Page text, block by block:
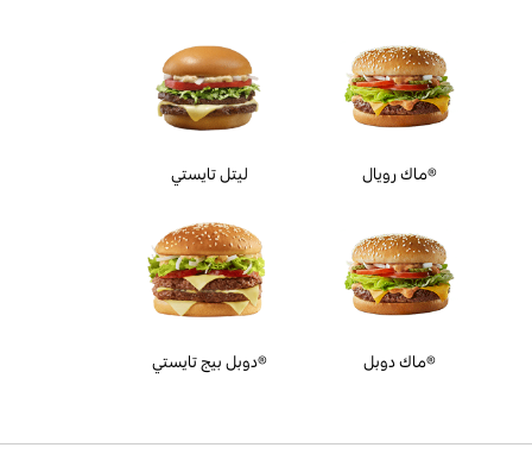
ماك رويال® ليتل تايستي
ماك دوبل® دوبل بيج تايستي®